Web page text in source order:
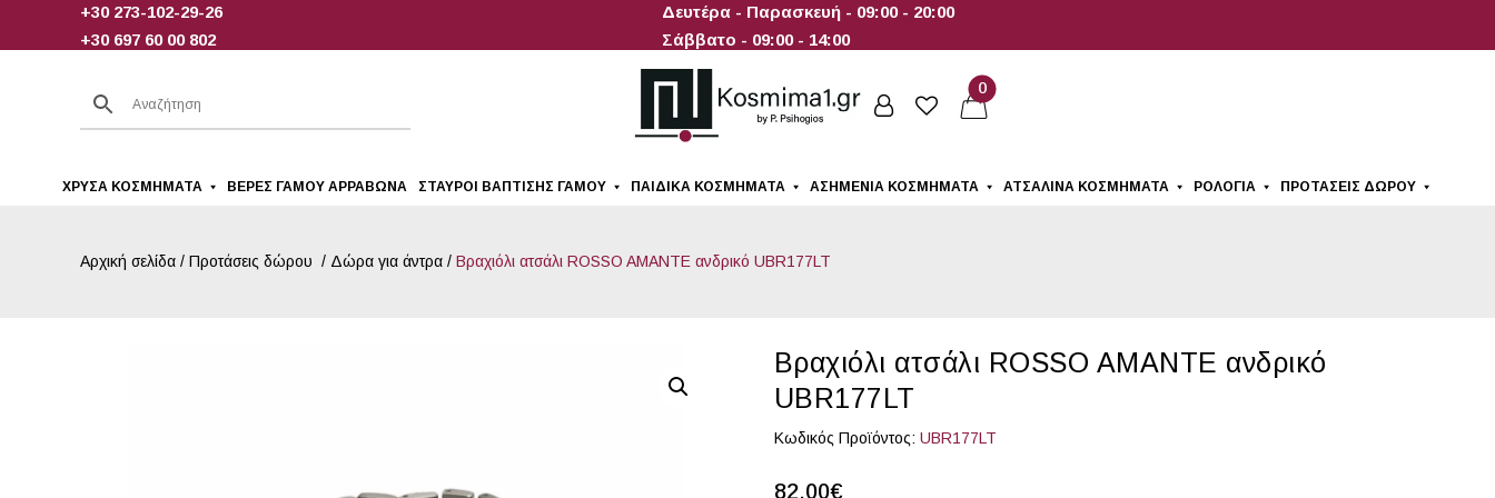
to
+30 273-102-29-26
+30 697 60 00 802
Δευτέρα - Παρασκευή - 09:00 - 20:00
Σάββατο - 09:00 - 14:00
0
ΧΡΥΣΆ ΚΟΣΜΉΜΑΤΑ ΒΈΡΕΣ ΓΆΜΟΥ ΑΡΡΑΒΏΝΑ ΣΤΑΥΡΟΊ ΒΆΠΤΙΣΗΣ ΓΆΜΟΥ ΠΑΙΔΙΚΆ ΚΟΣΜΉΜΑΤΑ ΑΣΗΜΈΝΙΑ ΚΟΣΜΉΜΑΤΑ ΑΤΣΆΛΙΝΑ ΚΟΣΜΉΜΑΤΑ ΡΟΛΌΓΙΑ ΠΡΟΤΆΣΕΙΣ ΔΏΡΟΥ
Αρχική σελίδα / Προτάσεις δώρου / Δώρα για άντρα / Βραχιόλι ατσάλι ROSSO AMANTE ανδρικό UBR177LT
Βραχιόλι ατσάλι ROSSO AMANTE ανδρικό
UBR177LT
Κωδικός Προϊόντος: UBR177LT
82.00€